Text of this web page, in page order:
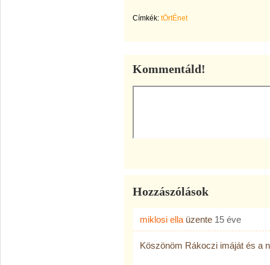
Címkék: tÖrtÉnet
Kommentáld!
Hozzászólások
miklosi ella üzente 15 éve
Köszönöm Rákoczi imáját és a